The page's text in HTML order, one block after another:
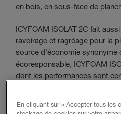
en bois, en sous-face de
ICYFOAM ISOLAT 2C fait
ravoirage et ragréage pour la
source d'économie synonyme
écoresponsable, ICYFOAM
dont les performances sont
En cliquant sur « Accepter tous les